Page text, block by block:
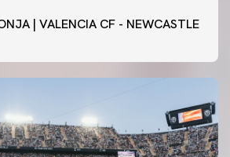
| VALENCIA CF - NEWCASTLE